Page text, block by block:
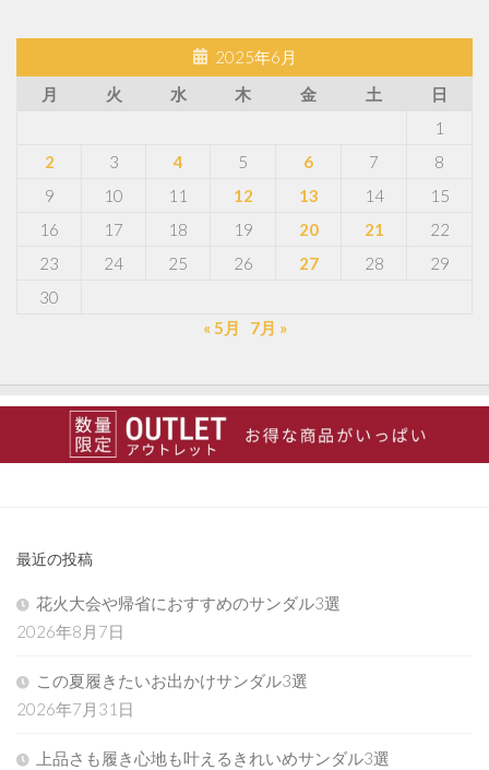
2025年6月
月
火 水 木 金 土
日
1
2
3 4 5 6 7
8
9
10 11 12 13 14
15
16
17 18 19 20 21
22
23
24 25 26 27 28
29
30
« 5月
7月 »
最近の投稿
花火大会や帰省におすすめのサンダル3選
2026年8月7日
この夏履きたいお出かけサンダル3選
2026年7月31日
上品さも履き心地も叶えるきれいめサンダル3選